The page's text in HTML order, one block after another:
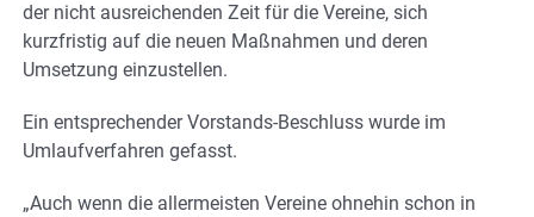
der nicht ausreichenden Zeit für die Vereine, sich
kurzfristig auf die neuen Maßnahmen und deren
Umsetzung einzustellen.
Ein entsprechender Vorstands-Beschluss wurde im
Umlaufverfahren gefasst.
„Auch wenn die allermeisten Vereine ohnehin schon in